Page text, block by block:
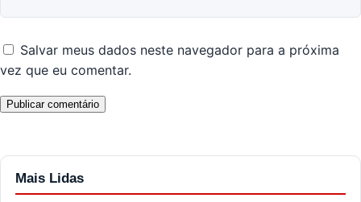
Salvar meus dados neste navegador para a próxima
vez que eu comentar.
Mais Lidas